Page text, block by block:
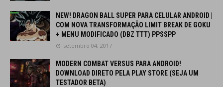
NEW! DRAGON BALL SUPER PARA CELULAR ANDROID |
COM NOVA TRANSFORMAÇÃO LIMIT BREAK DE GOKU
+ MENU MODIFICADO (DBZ TTT) PPSSPP
setembro 04, 2017
MODERN COMBAT VERSUS PARA ANDROID!
DOWNLOAD DIRETO PELA PLAY STORE (SEJA UM
TESTADOR BETA)